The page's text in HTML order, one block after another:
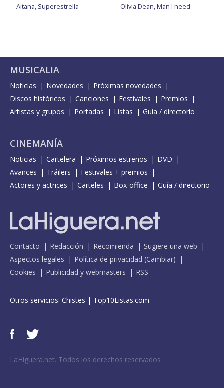
Aitana, Superestrella Olivia Dean, Man I need
MUSICALIA
Noticias Novedades
Próximas novedades
Discos históricos
Canciones Festivales
Premios
Artistas y grupos
Portadas Listas Guía / directorio
CINEMANÍA
Noticias Cartelera Próximos estrenos
DVD
Avances
Tráilers
Festivales + premios
Actores y actrices
Carteles Box-office Guía / directorio
Contacto Redacción Recomienda
Sugiere una web
Aspectos legales
Política de privacidad (Cambiar)
Cookies
Publicidad y webmasters RSS
Otros servicios: Chistes | Top10Listas.com
LaHiguera.net. Todos los derechos reservados